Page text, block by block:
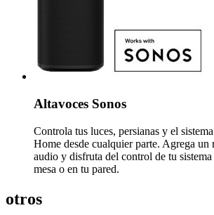
Altavoces Sonos
Controla tus luces, persianas y el
Home desde cualquier parte. Agrega un
audio y disfruta del control de tu sistema
mesa o en tu pared.
otros